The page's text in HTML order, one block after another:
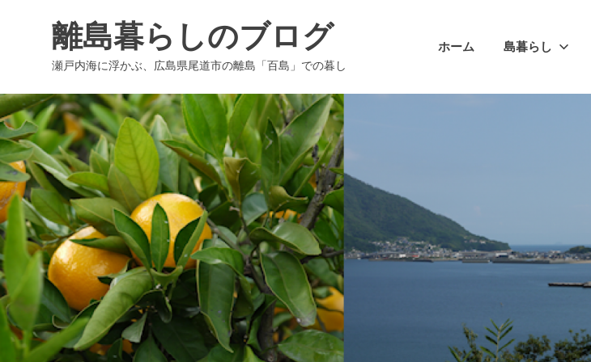
へ
ス
キ
ッ
プ
離島暮らしのブログ
瀬戸内海に浮かぶ、広島県尾道市の離島「百島」での暮し
ホーム 島暮らし